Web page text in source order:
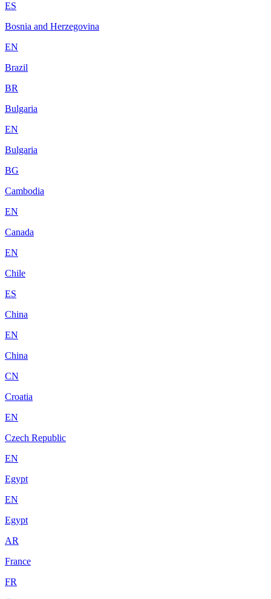
ES
Bosnia and Herzegovina
EN
Brazil
BR
Bulgaria
EN
Bulgaria
BG
Cambodia
EN
Canada
EN
Chile
ES
China
EN
China
CN
Croatia
EN
Czech Republic
EN
Egypt
EN
Egypt
AR
France
FR